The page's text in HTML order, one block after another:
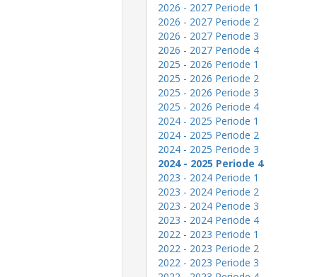
2026 - 2027 Periode 1
2026 - 2027 Periode 2
2026 - 2027 Periode 3
2026 - 2027 Periode 4
2025 - 2026 Periode 1
2025 - 2026 Periode 2
2025 - 2026 Periode 3
2025 - 2026 Periode 4
2024 - 2025 Periode 1
2024 - 2025 Periode 2
2024 - 2025 Periode 3
2024 - 2025 Periode 4
2023 - 2024 Periode 1
2023 - 2024 Periode 2
2023 - 2024 Periode 3
2023 - 2024 Periode 4
2022 - 2023 Periode 1
2022 - 2023 Periode 2
2022 - 2023 Periode 3